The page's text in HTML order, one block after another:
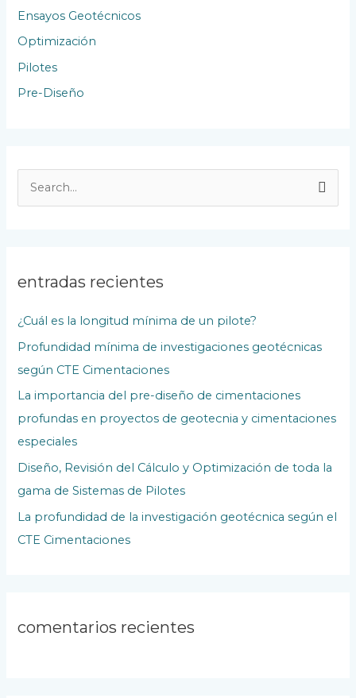
Ensayos Geotécnicos
Optimización
Pilotes
Pre-Diseño
a
p
o
r
:
entradas recientes
¿Cuál es la longitud mínima de un pilote?
Profundidad mínima de investigaciones geotécnicas
según CTE Cimentaciones
La importancia del pre-diseño de cimentaciones
profundas en proyectos de geotecnia y cimentaciones
especiales
Diseño, Revisión del Cálculo y Optimización de toda la
gama de Sistemas de Pilotes
La profundidad de la investigación geotécnica según el
CTE Cimentaciones
comentarios recientes